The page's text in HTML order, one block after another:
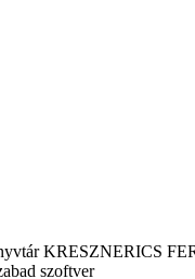
KRESZNERICS
szoftver